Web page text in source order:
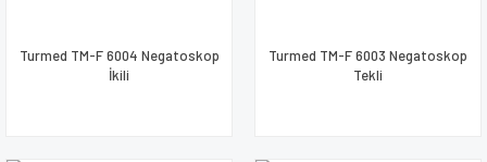
Turmed TM-F 6004 Negatoskop
İkili
Turmed TM-F 6003 Negatoskop
Tekli